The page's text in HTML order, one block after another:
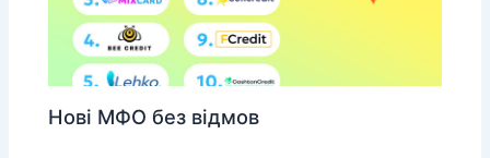
Нові МФО без відмов